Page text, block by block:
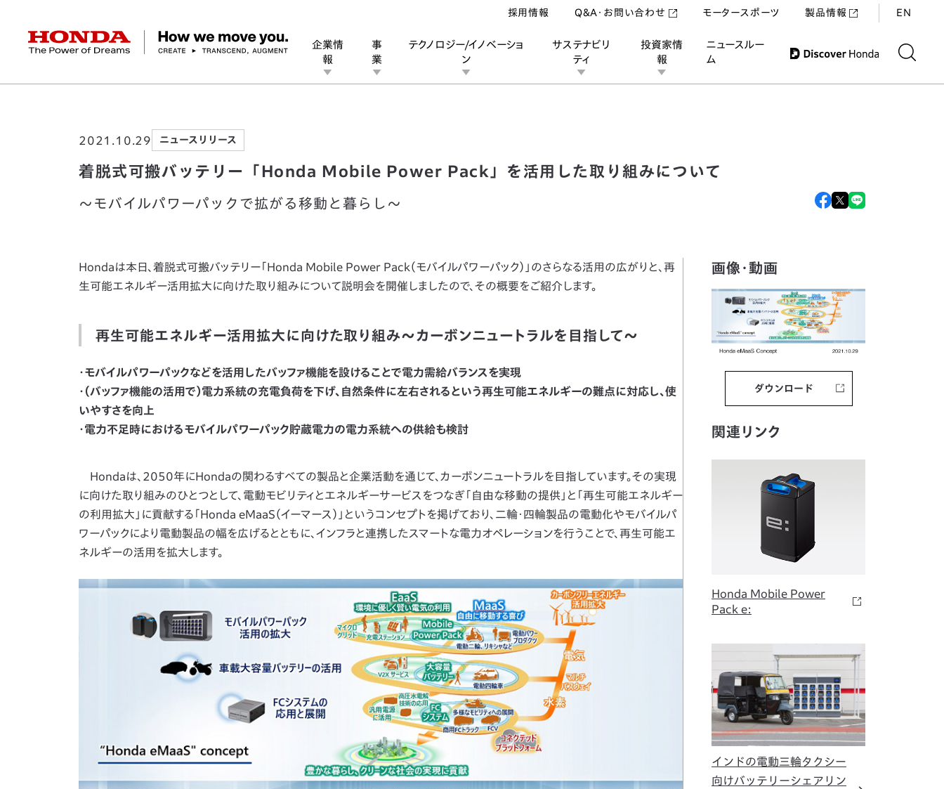
HONDA The Power of Dreams
企業情
報
経営方針 会社概要 ヒストリー
事
業
パワープロダクツ マリン
テクノロジー/イノベーショ
ン
デザイン オープンイノベーション
サステナビリ
ティ
Honda Report 環境 社会
投資家情
報
財務・業績情報 株式・債券情報
ニュースルー
ム
採用情報 Q&A・お問い合わせ モータースポーツ 製品情報 EN
着脱式可搬バッテリー「Honda Mobile Power Pack」を活用した取り組みについて
2021.10.29 ニュースリリース
着脱式可搬バッテリー「Honda Mobile Power Pack」を活用した取り組みについて
～モバイルパワーパックで拡がる移動と暮らし～
Hondaは本日、着脱式可搬バッテリー「Honda Mobile Power Pack（モバイルパワーパック）」のさらなる活用の広がりと、再
生可能エネルギー活用拡大に向けた取り組みについて説明会を開催しましたので、その概要をご紹介します。
再生可能エネルギー活用拡大に向けた取り組み～カーボンニュートラルを目指して～
・モバイルパワーパックなどを活用したバッファ機能を設けることで電力需給バランスを実現
・（バッファ機能の活用で）電力系統の充電負荷を下げ、自然条件に左右されるという再生可能エネルギーの難点に対応し、使
いやすさを向上
・電力不足時におけるモバイルパワーパック貯蔵電力の電力系統への供給も検討
Hondaは、2050年にHondaの関わるすべての製品と企業活動を通じて、カーボンニュートラルを目指しています。その実現
に向けた取り組みのひとつとして、電動モビリティとエネルギーサービスをつなぎ「自由な移動の提供」と「再生可能エネルギー
の利用拡大」に貢献する「Honda eMaaS（イーマース）」というコンセプトを掲げており、二輪・四輪製品の電動化やモバイルパ
ワーパックにより電動製品の幅を広げるとともに、インフラと連携したスマートな電力オペレーションを行うことで、再生可能エ
ネルギーの活用を拡大します。
画像・動画
ダウンロード
関連リンク
Honda Mobile Power
Pack e:
インドの電動三輪タクシー
向けバッテリーシェアリン